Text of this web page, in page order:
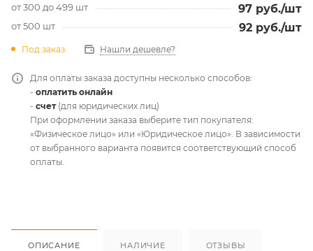
от 300 до 499 шт 97 руб./шт
от 500 шт 92 руб./шт
Под заказ Нашли дешевле?
Для оплаты заказа доступны несколько способов:
- оплатить онлайн
- счет(для юридических лиц)
При оформлении заказа выберите тип покупателя:
«Физическое лицо» или «Юридическое лицо». В зависимости
от выбранного варианта появится соответствующий способ
оплаты.
ОПИСАНИЕ НАЛИЧИЕ ОТЗЫВЫ